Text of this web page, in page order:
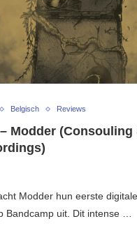
Belgisch Reviews
– Modder
Modder hun eerste
Bandcamp uit. Dit intense …